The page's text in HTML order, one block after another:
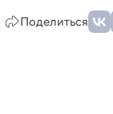
Поделиться